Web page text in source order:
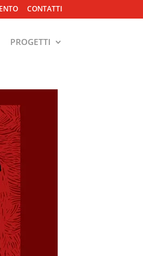
CONTATTI
PROGETTI